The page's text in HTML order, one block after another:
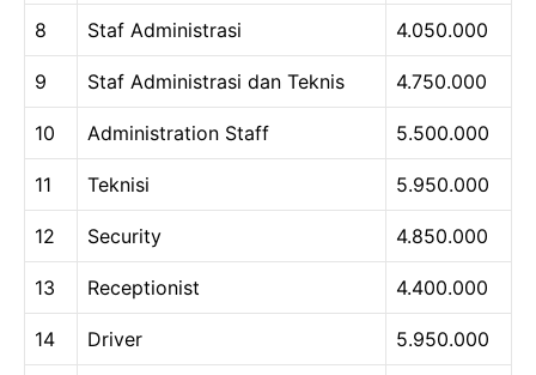
8 Staf Administrasi 4.050.000
9 Staf Administrasi dan Teknis 4.750.000
10 Administration Staff 5.500.000
11 Teknisi 5.950.000
12 Security 4.850.000
13 Receptionist 4.400.000
14 Driver 5.950.000